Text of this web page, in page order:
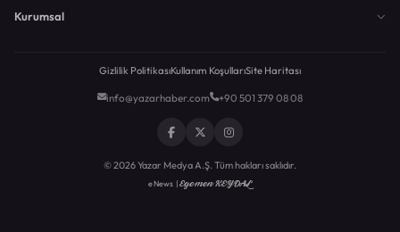
Kurumsal
Gizlilik PolitikasıKullanım KoşullarıSite Haritası
info@yazarhaber.com +90 501 379 08 08
© 2026 Yazar Medya A.Ş. Tüm hakları saklıdır.
eNews |Egemen KEYDAL